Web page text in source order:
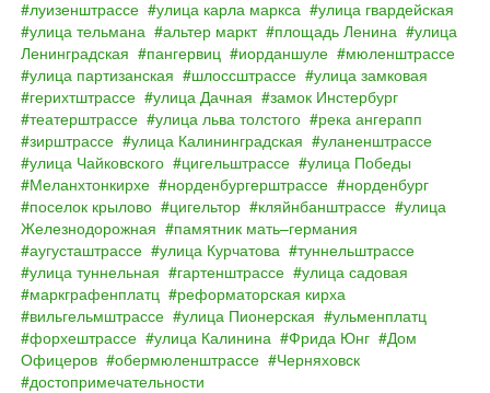
луизенштрассе
улица карла маркса
улица гвардейская
улица тельмана
альтер маркт площадь Ленина
улица
Ленинградская
пангервиц иорданшуле
мюленштрассе
улица партизанская
шлоссштрассе
улица замковая
герихтштрассе
улица Дачная
замок Инстербург
театерштрассе
улица льва толстого
река ангерапп
зирштрассе
улица Калининградская
уланенштрассе
улица Чайковского
цигельштрассе
улица Победы
Меланхтонкирхе
норденбургерштрассе
норденбург
поселок крылово
цигельтор кляйнбанштрассе
улица
Железнодорожная
памятник мать–германия
аугусташтрассе
улица Курчатова
туннельштрассе
улица туннельная
гартенштрассе
улица садовая
маркграфенплатц
реформаторская кирха
вильгельмштрассе
улица Пионерская
ульменплатц
форхештрассе
улица Калинина Фрида Юнг
Дом
Офицеров
обермюленштрассе
Черняховск
достопримечательности